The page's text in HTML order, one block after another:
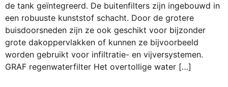
de tank geïntegreerd. De buitenfilters zijn ingebouwd in
een robuuste kunststof schacht. Door de grotere
buisdoorsneden zijn ze ook geschikt voor bijzonder
grote dakoppervlakken of kunnen ze bijvoorbeeld
worden gebruikt voor infiltratie- en vijversystemen.
GRAF regenwaterfilter Het overtollige water […]